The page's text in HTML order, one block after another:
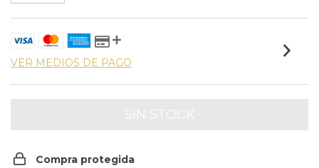
VER MEDIOS DE PAGO
Compra protegida